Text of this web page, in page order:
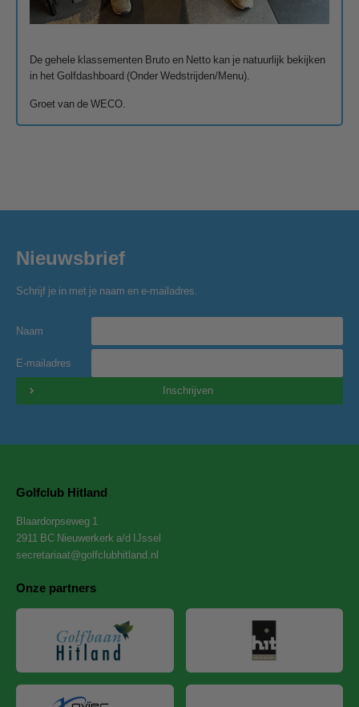
De gehele klassementen Bruto en Netto kan je natuurlijk bekijken
in het Golfdashboard (Onder Wedstrijden/Menu).
Groet van de WECO.
Nieuwsbrief
Schrijf je in met je naam en e-mailadres.
Naam
E-mailadres
Inschrijven
Golfclub Hitland
Blaardorpseweg 1
2911 BC Nieuwerkerk a/d IJssel
secretariaat@golfclubhitland.nl
Onze partners